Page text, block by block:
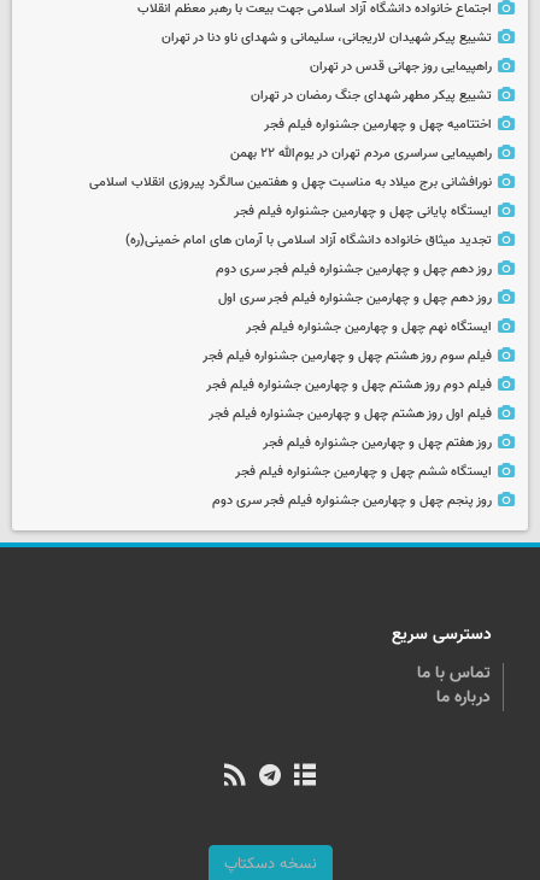
اجتماع خانواده دانشگاه آزاد اسلامی جهت بیعت با رهبر معظم انقلاب
تشییع پیکر شهیدان لاریجانی، سلیمانی و شهدای ناو دنا در تهران
راهپیمایی روز جهانی قدس در تهران
تشییع پیکر مطهر شهدای جنگ رمضان در تهران
اختتامیه چهل و چهارمین جشنواره فیلم فجر
راهپیمایی سراسری مردم تهران در یوم‌الله ۲۲ بهمن
نورافشانی برج میلاد به مناسبت چهل‌ و هفتمین سالگرد پیروزی انقلاب اسلامی
ایستگاه پایانی چهل و چهارمین جشنواره فیلم فجر
تجدید میثاق خانواده دانشگاه آزاد اسلامی با آرمان های امام خمینی(ره)
روز دهم چهل و چهارمین جشنواره فیلم فجر سری دوم
روز دهم چهل و چهارمین جشنواره فیلم فجر سری اول
ایستگاه نهم چهل و چهارمین جشنواره فیلم فجر
فیلم سوم روز هشتم چهل و چهارمین جشنواره فیلم فجر
فیلم دوم روز هشتم چهل و چهارمین جشنواره فیلم فجر
فیلم اول روز هشتم چهل و چهارمین جشنواره فیلم فجر
روز هفتم چهل و چهارمین جشنواره فیلم فجر
ایستگاه ششم چهل و چهارمین جشنواره فیلم فجر
روز پنجم چهل و چهارمین جشنواره فیلم فجر سری دوم
دسترسی سریع
تماس با ما
درباره ما
نسخه دسکتاپ